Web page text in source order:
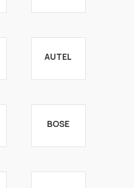
AUTEL
BOSE